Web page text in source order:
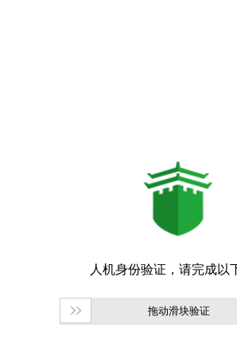
拖动滑块验证